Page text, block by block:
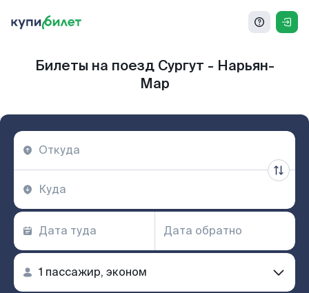
Билеты на поезд Сургут - Нарьян-
Мар